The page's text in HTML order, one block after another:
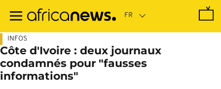
contenu
INFOS
Côte d'Ivoire : deux journaux
condamnés pour "fausses
informations"